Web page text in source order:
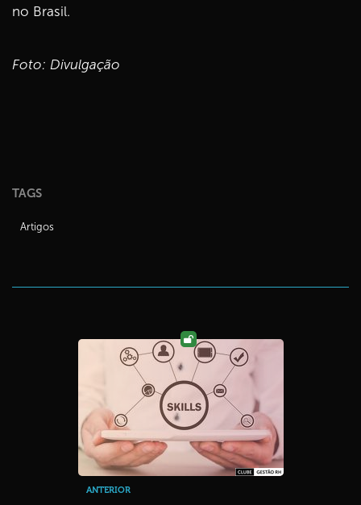
no Brasil.
Foto: Divulgação
TAGS
Artigos
ANTERIOR